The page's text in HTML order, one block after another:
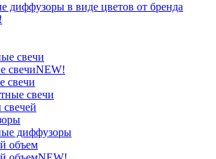
диффузоры в виде цветов от бренда
свечи
свечиNEW!
свечи
свечи
диффузоры
объем